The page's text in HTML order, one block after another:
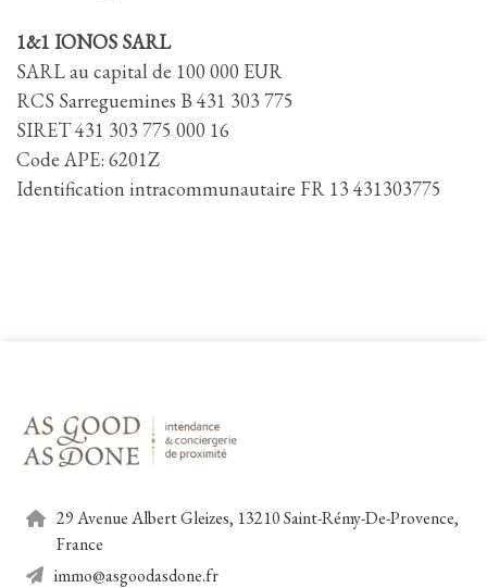
1&1 IONOS SARL
SARL au capital de 100 000 EUR
RCS Sarreguemines B 431 303 775
SIRET 431 303 775 000 16
Code APE: 6201Z
Identification intracommunautaire FR 13 431303775
29 Avenue Albert Gleizes, 13210 Saint-Rémy-De-Provence,
France
immo@asgoodasdone.fr